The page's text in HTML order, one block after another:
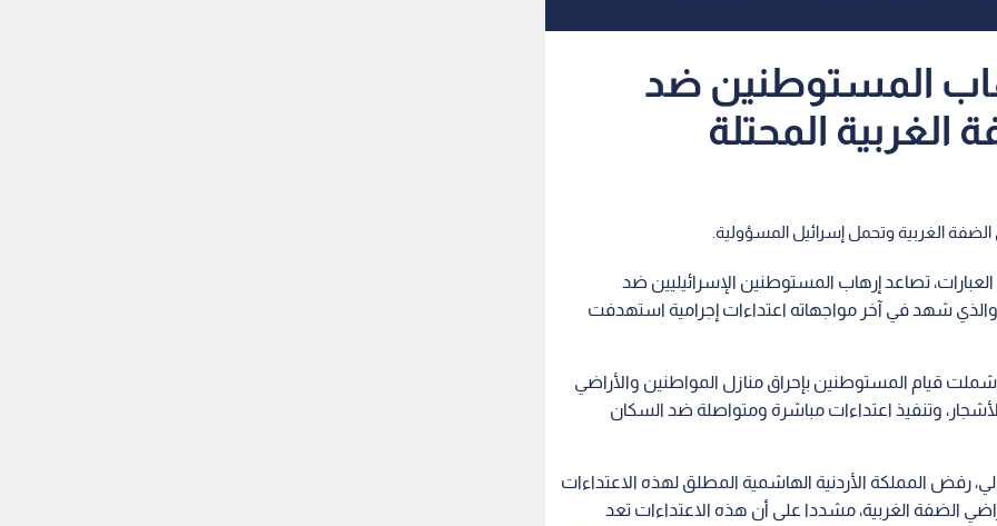
المستوطنين ضد
المحتلة
الغربية وتحمل إسرائيل المسؤولية.
العبارات، تصاعد إرهاب المستوطنين الإسرائيليين ضد
والذي شهد في آخر مواجهاته اعتداءات إجرامية استهدفت
قيام المستوطنين بإحراق منازل المواطنين والأراضي
وتنفيذ اعتداءات مباشرة ومتواصلة ضد السكان
رفض المملكة الأردنية الهاشمية المطلق لهذه الاعتداءات
الضفة الغربية، مشددا على أن هذه الاعتداءات تعد